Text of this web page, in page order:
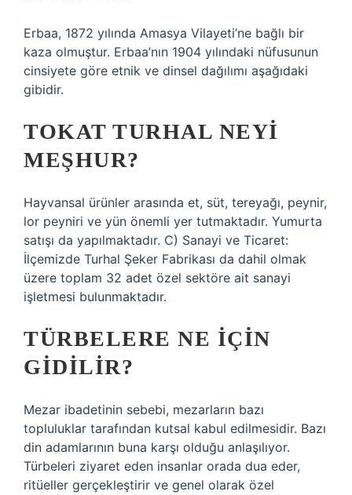
Erbaa, 1872 yılında Amasya Vilayeti’ne bağlı bir
kaza olmuştur. Erbaa’nın 1904 yılındaki nüfusunun
cinsiyete göre etnik ve dinsel dağılımı aşağıdaki
gibidir.
TOKAT TURHAL NEYI
MEŞHUR?
Hayvansal ürünler arasında et, süt, tereyağı, peynir,
lor peyniri ve yün önemli yer tutmaktadır. Yumurta
satışı da yapılmaktadır. C) Sanayi ve Ticaret:
İlçemizde Turhal Şeker Fabrikası da dahil olmak
üzere toplam 32 adet özel sektöre ait sanayi
işletmesi bulunmaktadır.
TÜRBELERE NE IÇIN
GIDILIR?
Mezar ibadetinin sebebi, mezarların bazı
topluluklar tarafından kutsal kabul edilmesidir. Bazı
din adamlarının buna karşı olduğu anlaşılıyor.
Türbeleri ziyaret eden insanlar orada dua eder,
ritüeller gerçekleştirir ve genel olarak özel